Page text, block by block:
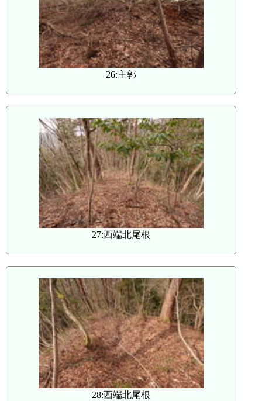
26:主郭
27:西端北尾根
28:西端北尾根